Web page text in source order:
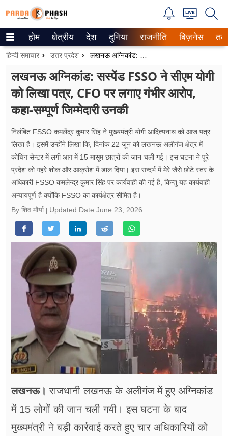
Trending on Google News
वेब स्टोरीज
उत्तर प्रदेश
गैलरी
वीडियो
रिलेशनशिप
जीवन मंत्रा
फूड
ब्‍यूटी
जॉब्स
अन्य खबरें
होम क्षेत्रीय देश दुनिया राजनीति बिज़नेस
हिन्दी समाचार उत्तर प्रदेश
लखनऊ अग्निकांड: सस्पेंड FSSO ने सीएम योगी
को लिखा पत्र, CFO पर लगाए गंभीर आरोप,
कहा-सम्पूर्ण जिम्मेदारी उनकी
निलंबित FSSO कमलेंद्र कुमार सिंह ने मुख्यमंत्री योगी आदित्यनाथ को आज पत्र
लिखा है। इसमें उन्होंने लिखा कि, दिनांक 22 जून को लखनऊ अलीगंज क्षेत्र में
कोचिंग सेन्टर में लगी आग में 15 मासूम छात्रों की जान चली गई। इस घटना ने पूरे
प्रदेश को गहरे शोक और आक्रोश में डाल दिया। इस सन्दर्भ में मेरे जैसे छोटे स्तर के
अधिकारी FSSO कमलेन्द्र कुमार सिंह पर कार्यवाही की गई है, किन्तु यह कार्यवाही
अन्यायपूर्ण है क्योंकि FSSO का कार्यक्षेत्र सीमित है।
By शिव मौर्या
Updated Date June 23, 2026
लखनऊ। राजधानी लखनऊ के अलीगंज में हुए अग्निकांड
में 15 लोगों की जान चली गयी। इस घटना के बाद
मुख्यमंत्री ने बड़ी कार्रवाई करते हुए चार अधिकारियों को